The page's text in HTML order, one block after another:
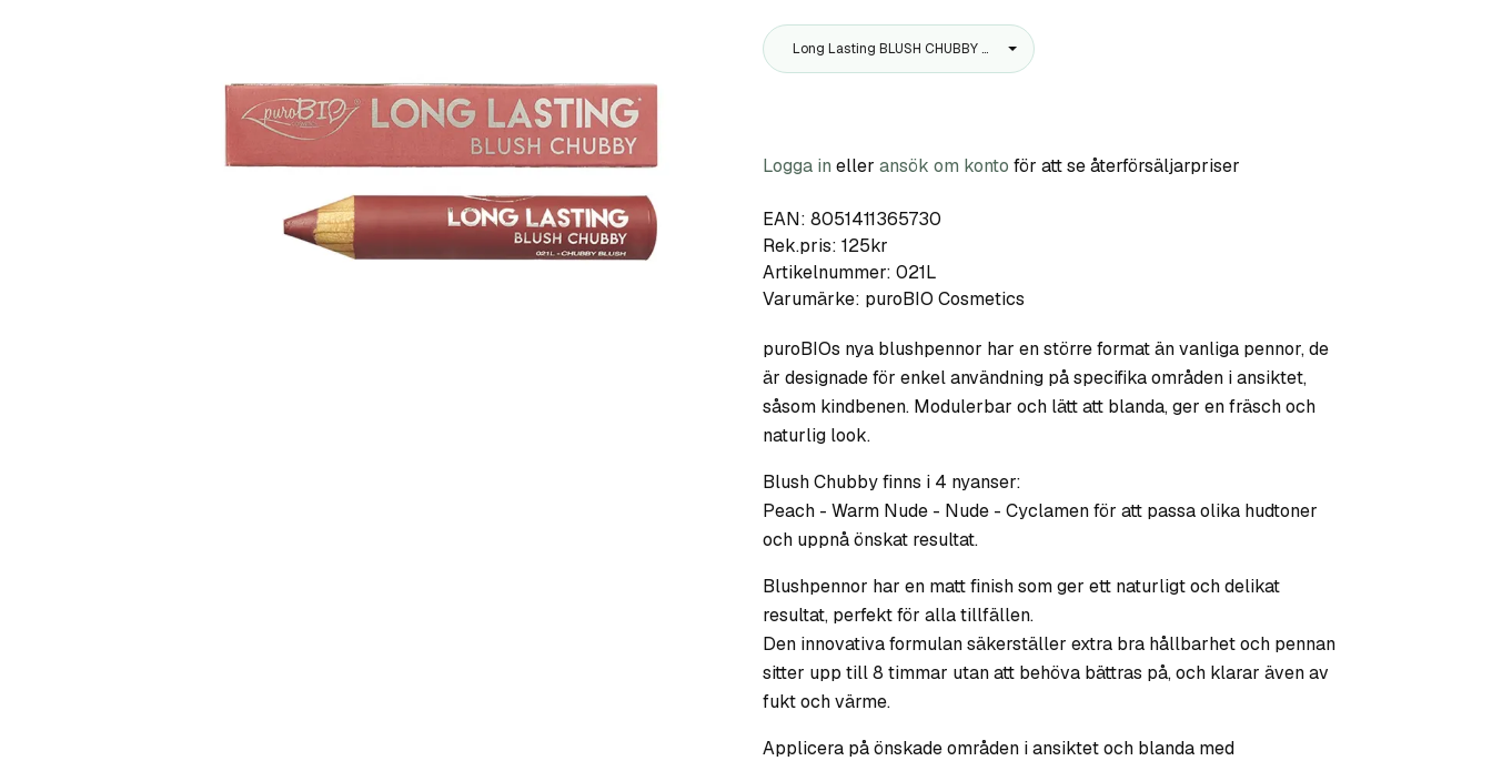
Long Lasting BLUSH CHUBBY Pencil Warm Nude 21L
Logga in eller ansök om konto för att se återförsäljarpriser
EAN: 8051411365730
Rek.pris: 125kr
Artikelnummer: 021L
Varumärke: puroBIO Cosmetics
puroBIOs nya blushpennor har en större format än vanliga pennor, de
är designade för enkel användning på specifika områden i ansiktet,
såsom kindbenen. Modulerbar och lätt att blanda, ger en fräsch och
naturlig look.
Blush Chubby finns i 4 nyanser:
Peach - Warm Nude - Nude - Cyclamen för att passa olika hudtoner
och uppnå önskat resultat.
Blushpennor har en matt finish som ger ett naturligt och delikat
resultat, perfekt för alla tillfällen.
Den innovativa formulan säkerställer extra bra hållbarhet och pennan
sitter upp till 8 timmar utan att behöva bättras på, och klarar även av
fukt och värme.
Applicera på önskade områden i ansiktet och blanda med